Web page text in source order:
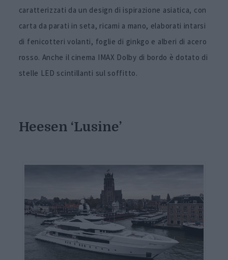
caratterizzati da un design di ispirazione asiatica, con
carta da parati in seta, ricami a mano, elaborati intarsi
di fenicotteri volanti, foglie di ginkgo e alberi di acero
rosso. Anche il cinema IMAX Dolby di bordo è dotato di
stelle LED scintillanti sul soffitto.
Heesen ‘Lusine’